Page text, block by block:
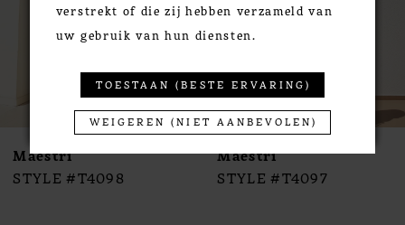
9
11
12
Maestri
STYLE #T4098
Maestri
STYLE #T4097
verstrekt of die zij hebben verzameld van
uw gebruik van hun diensten.
TOESTAAN (BESTE ERVARING)
WEIGEREN (NIET AANBEVOLEN)